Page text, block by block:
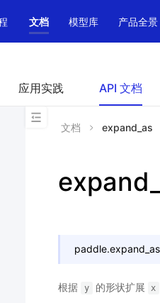
文档 模型库 产品全景
应用实践 API 文档
文档 expand_as
paddle.expand_as
根据 y 的形状扩展 x